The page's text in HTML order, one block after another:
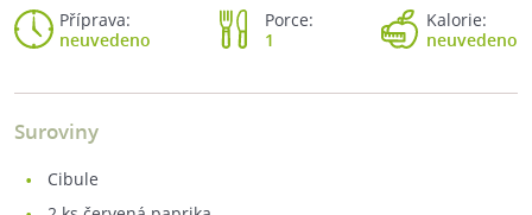
Příprava:
neuvedeno
Porce:
1
Kalorie:
neuvedeno
Suroviny
cibule